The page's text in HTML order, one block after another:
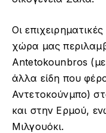
Οι
χώρα μας
Antetokounbros
άλλα είδη που
Αντετοκούνμπο)
και στην Ερμού,
Μιλγουόκι.